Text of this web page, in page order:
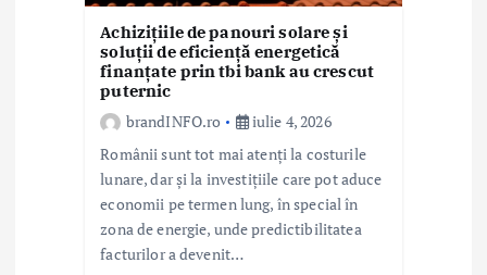
Achizițiile de panouri solare și
soluții de eficiență energetică
finanțate prin tbi bank au crescut
puternic
brandINFO.ro
iulie 4, 2026
Românii sunt tot mai atenți la costurile
lunare, dar și la investițiile care pot aduce
economii pe termen lung, în special în
zona de energie, unde predictibilitatea
facturilor a devenit…